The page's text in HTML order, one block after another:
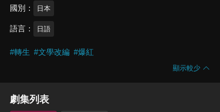
國別 日本
語言 日語
#轉生 #文學改編 #爆紅
顯示較少
劇集列表